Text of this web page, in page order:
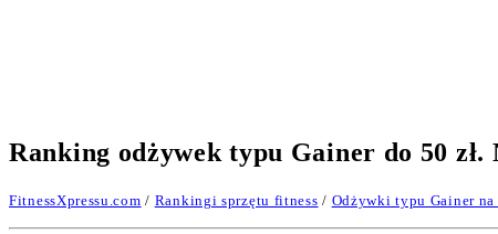
Ranking odżywek typu Gainer do 50 zł.
FitnessXpressu.com / Rankingi sprzętu fitness / Odżywki typu Gainer na